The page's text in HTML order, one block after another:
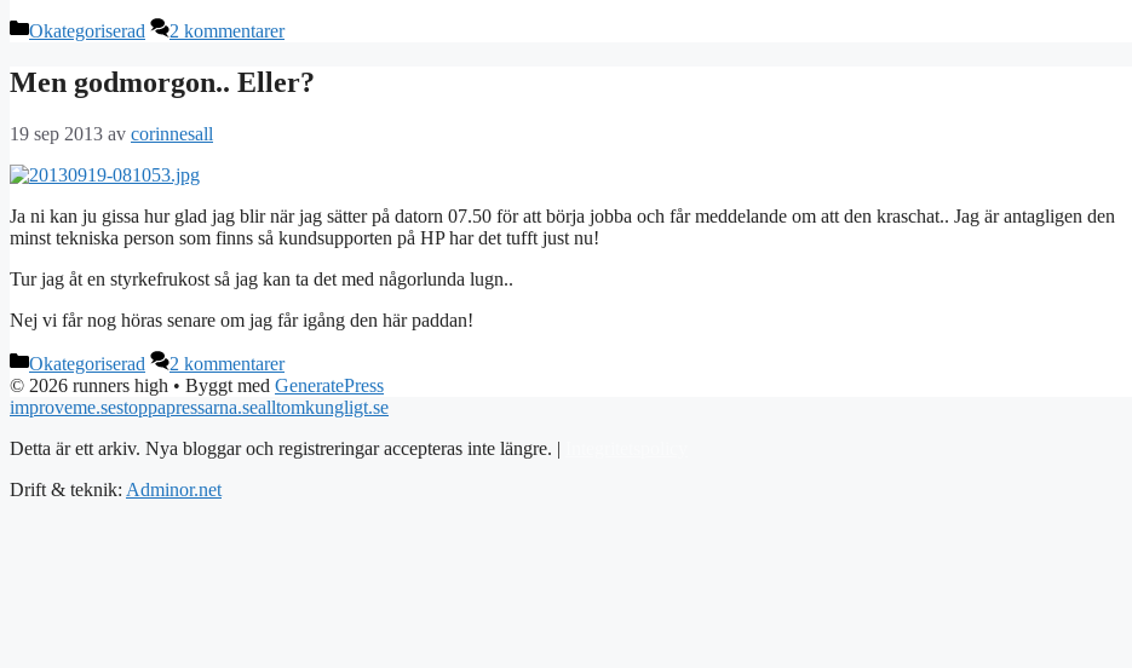
Kategorier
Okategoriserad 2 kommentarer
Men godmorgon.. Eller?
19 sep 2013 av corinnesall
Ja ni kan ju gissa hur glad jag blir när jag sätter på datorn 07.50 för att börja jobba och får meddelande om att den kraschat.. Jag är antagligen den
minst tekniska person som finns så kundsupporten på HP har det tufft just nu!
Tur jag åt en styrkefrukost så jag kan ta det med någorlunda lugn..
Nej vi får nog höras senare om jag får igång den här paddan!
Kategorier
Okategoriserad
2 kommentarer
© 2026 runners high • Byggt med GeneratePress
improveme.sestoppapressarna.sealltomkungligt.se
Detta är ett arkiv. Nya bloggar och registreringar accepteras inte längre. |
Drift & teknik: Adminor.net